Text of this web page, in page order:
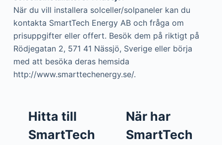
nNär du vill installera solceller/solpaneler kan du
kontakta SmartTech Energy AB och fråga om
prisuppgifter eller offert. Besök dem på riktigt på
Rödjegatan 2, 571 41 Nässjö, Sverige eller börja
med att besöka deras hemsida
http://www.smarttechenergy.se/.
Hitta till
SmartTech
När har
SmartTech